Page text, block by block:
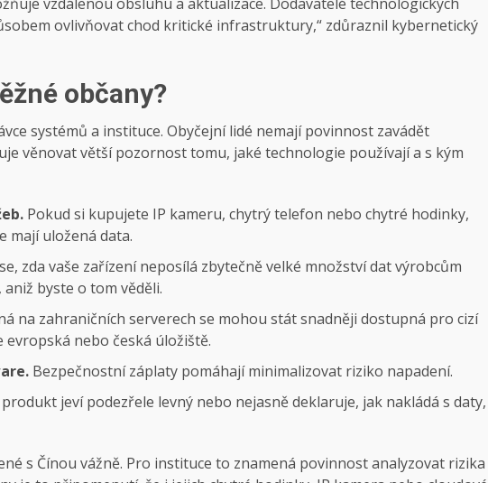
ovlivňovat chod kritické infrastruktury,“ zdůraznil kybernetický
občany?
systémů a instituce. Obyčejní lidé nemají povinnost zavádět
věnovat větší pozornost tomu, jaké technologie používají a s kým
Pokud si kupujete IP kameru, chytrý telefon nebo chytré hodinky,
mají uložená data.
zda vaše zařízení neposílá zbytečně velké množství dat výrobcům
byste o tom věděli.
na zahraničních serverech se mohou stát snadněji dostupná pro cizí
evropská nebo česká úložiště.
Bezpečnostní záplaty pomáhají minimalizovat riziko napadení.
jeví podezřele levný nebo nejasně deklaruje, jak nakládá s daty,
s Čínou vážně. Pro instituce to znamená povinnost analyzovat rizika